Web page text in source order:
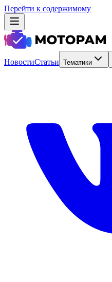
Перейти к содержимому
НовостиСтатьи Тематики